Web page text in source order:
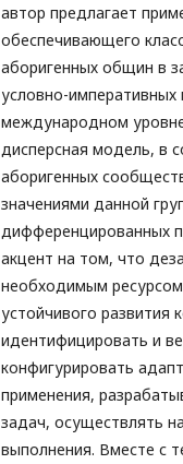
автор предлагает
обеспечивающего
аборигенных общин в
условно-императивных
международном
дисперсная модель, в
аборигенных
значениями данной
дифференцированных
акцент на том, что
необходимым
устойчивого развития
идентифицировать и
конфигурировать
применения,
задач, осуществлять
выполнения. Вместе с